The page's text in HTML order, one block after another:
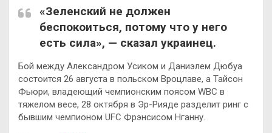
«Зеленский не должен
беспокоиться, потому что у него
есть сила», — сказал украинец.
Бой между Александром Усиком и Даниэлем Дюбуа
состоится 26 августа в польском Вроцлаве, а Тайсон
Фьюри, владеющий чемпионским поясом WBC в
тяжелом весе, 28 октября в Эр-Рияде разделит ринг с
бывшим чемпионом UFC Фрэнсисом Нганну.